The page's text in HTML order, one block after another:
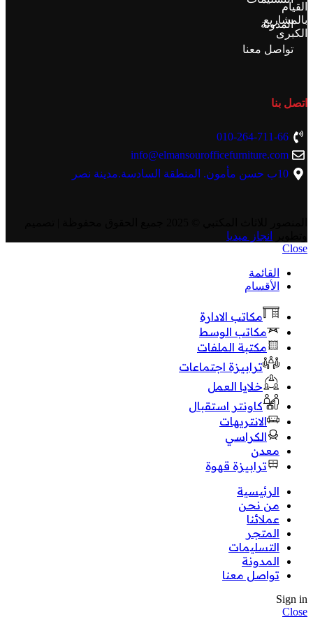
القيام
بالمشاريع
الكبرى
المدونة
تواصل معنا
اتصل بنا
010-264-711-66
info@elmansourofficefurniture.com
10ب حسن مأمون. المنطقة السادسة.مدينة نصر
انجاز ميديا
Close
القائمة
الأقسام
مكاتب الادارة
مكاتب الوسط
مكتبة الملفات
ترابيزة اجتماعات
خلايا العمل
كاونتر استقبال
الانتريهات
الكراسي
معدن
ترابيزة قهوة
الرئيسية
من نحن
عملائنا
المتجر
التسليمات
المدونة
تواصل معنا
Sign in
Close